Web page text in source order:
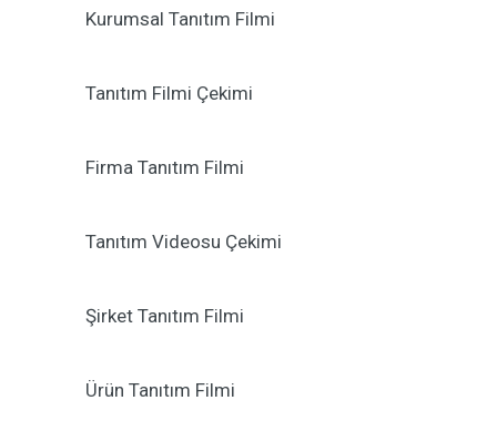
Kurumsal Tanıtım Filmi
Tanıtım Filmi Çekimi
Firma Tanıtım Filmi
Tanıtım Videosu Çekimi
Şirket Tanıtım Filmi
Ürün Tanıtım Filmi